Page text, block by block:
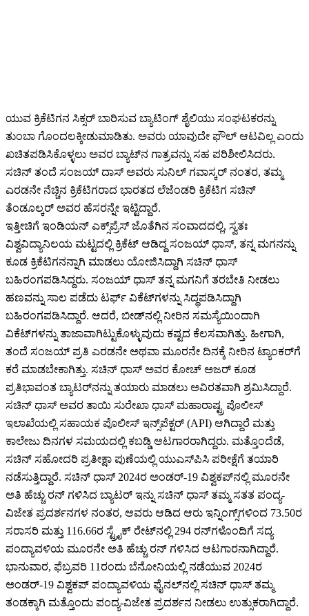
ಯುವ ಕ್ರಿಕೆಟಿಗನ ಸಿಕ್ಸರ್ ಬಾರಿಸುವ ಬ್ಯಾಟಿಂಗ್ ಶೈಲಿಯು ಸಂಘಟಕರನ್ನು
ತುಂಬಾ ಗೊಂದಲಕ್ಕೀಡುಮಾಡಿತು. ಅವರು ಯಾವುದೇ ಫೌಲ್ ಆಟವಿಲ್ಲ ಎಂದು
ಖಚಿತಪಡಿಸಿಕೊಳ್ಳಲು ಅವರ ಬ್ಯಾಟ್‌ನ ಗಾತ್ರವನ್ನು ಸಹ ಪರಿಶೀಲಿಸಿದರು.
ಸಚಿನ್ ತಂದೆ ಸಂಜಯ್ ದಾಸ್ ಅವರು ಸುನಿಲ್ ಗವಾಸ್ಕರ್ ನಂತರ, ತಮ್ಮ
ಎರಡನೇ ನೆಚ್ಚಿನ ಕ್ರಿಕೆಟಿಗರಾದ ಭಾರತದ ಲೆಜೆಂಡರಿ ಕ್ರಿಕೆಟಿಗ ಸಚಿನ್
ತೆಂಡೂಲ್ಕರ್ ಅವರ ಹೆಸರನ್ನೇ ಇಟ್ಟಿದ್ದಾರೆ.
ಇತ್ತೀಚಿಗೆ ಇಂಡಿಯನ್ ಎಕ್ಸ್‌ಪ್ರೆಸ್ ಜೊತೆಗಿನ ಸಂವಾದದಲ್ಲಿ, ಸ್ವತಃ
ವಿಶ್ವವಿದ್ಯಾನಿಲಯ ಮಟ್ಟದಲ್ಲಿ ಕ್ರಿಕೆಟ್ ಆಡಿದ್ದ ಸಂಜಯ್ ಧಾಸ್, ತನ್ನ ಮಗನನ್ನು
ಕೂಡ ಕ್ರಿಕೆಟಿಗನನ್ನಾಗಿ ಮಾಡಲು ಯೋಜಿಸಿದ್ದಾಗಿ ಸಚಿನ್ ಧಾಸ್
ಬಹಿರಂಗಪಡಿಸಿದ್ದರು. ಸಂಜಯ್ ಧಾಸ್ ತನ್ನ ಮಗನಿಗೆ ತರಬೇತಿ ನೀಡಲು
ಹಣವನ್ನು ಸಾಲ ಪಡೆದು ಟರ್ಫ್ ವಿಕೆಟ್‌ಗಳನ್ನು ಸಿದ್ಧಪಡಿಸಿದ್ದಾಗಿ
ಬಹಿರಂಗಪಡಿಸಿದ್ದಾರೆ. ಆದರೆ, ಬೀಡ್‌ನಲ್ಲಿ ನೀರಿನ ಸಮಸ್ಯೆಯಿಂದಾಗಿ
ವಿಕೆಟ್‌ಗಳನ್ನು ತಾಜಾವಾಗಿಟ್ಟುಕೊಳ್ಳುವುದು ಕಷ್ಟದ ಕೆಲಸವಾಗಿತ್ತು. ಹೀಗಾಗಿ,
ತಂದೆ ಸಂಜಯ್ ಪ್ರತಿ ಎರಡನೇ ಅಥವಾ ಮೂರನೇ ದಿನಕ್ಕೆ ನೀರಿನ ಟ್ಯಾಂಕರ್‌ಗೆ
ಕರೆ ಮಾಡಬೇಕಾಗಿತ್ತು. ಸಚಿನ್ ಧಾಸ್ ಅವರ ಕೋಚ್ ಅಜರ್ ಕೂಡ
ಪ್ರತಿಭಾವಂತ ಬ್ಯಾಟರ್‌ನನ್ನು ತಯಾರು ಮಾಡಲು ಅವಿರತವಾಗಿ ಶ್ರಮಿಸಿದ್ದಾರೆ.
ಸಚಿನ್ ಧಾಸ್ ಅವರ ತಾಯಿ ಸುರೇಖಾ ಧಾಸ್ ಮಹಾರಾಷ್ಟ್ರ ಪೊಲೀಸ್‌
ಇಲಾಖೆಯಲ್ಲಿ ಸಹಾಯಕ ಪೊಲೀಸ್ ಇನ್ಸ್‌ಪೆಕ್ಟರ್ (API) ಆಗಿದ್ದಾರೆ ಮತ್ತು
ಕಾಲೇಜು ದಿನಗಳ ಸಮಯದಲ್ಲಿ ಕಬಡ್ಡಿ ಆಟಗಾರರಾಗಿದ್ದರು. ಮತ್ತೊಂದೆಡೆ,
ಸಚಿನ್ ಸಹೋದರಿ ಪ್ರತೀಕ್ಷಾ ಪುಣೆಯಲ್ಲಿ ಯುಎಸ್‌ಪಿಸಿ ಪರೀಕ್ಷೆಗೆ ತಯಾರಿ
ನಡೆಸುತ್ತಿದ್ದಾರೆ. ಸಚಿನ್ ಧಾಸ್ 2024ರ ಅಂಡರ್-19 ವಿಶ್ವಕಪ್‌ನಲ್ಲಿ ಮೂರನೇ
ಅತಿ ಹೆಚ್ಚು ರನ್ ಗಳಿಸಿದ ಬ್ಯಾಟರ್ ಇನ್ನು ಸಚಿನ್ ಧಾಸ್ ತಮ್ಮ ಸತತ ಪಂದ್ಯ-
ವಿಜೇತ ಪ್ರದರ್ಶನಗಳ ನಂತರ, ಆವರು ಆಡಿದ ಆರು ಇನ್ನಿಂಗ್ಸ್‌ಗಳಿಂದ 73.50ರ
ಸರಾಸರಿ ಮತ್ತು 116.66ರ ಸ್ಟ್ರೈಕ್ ರೇಟ್‌ನಲ್ಲಿ 294 ರನ್‌ಗಳೊಂದಿಗೆ ಸದ್ಯ
ಪಂದ್ಯಾವಳಿಯ ಮೂರನೇ ಅತಿ ಹೆಚ್ಚು ರನ್ ಗಳಿಸಿದ ಆಟಗಾರನಾಗಿದ್ದಾರೆ.
ಭಾನುವಾರ, ಫೆಬ್ರವರಿ 11ರಂದು ಬೆನೋನಿಯಲ್ಲಿ ನಡೆಯುವ 2024ರ
ಅಂಡರ್-19 ವಿಶ್ವಕಪ್‌ ಪಂದ್ಯಾವಳಿಯ ಫೈನಲ್‌ನಲ್ಲಿ ಸಚಿನ್ ಧಾಸ್ ತಮ್ಮ
ತಂಡಕ್ಕಾಗಿ ಮತ್ತೊಂದು ಪಂದ್ಯ-ವಿಜೇತ ಪ್ರದರ್ಶನ ನೀಡಲು ಉತ್ಸುಕರಾಗಿದ್ದಾರೆ.